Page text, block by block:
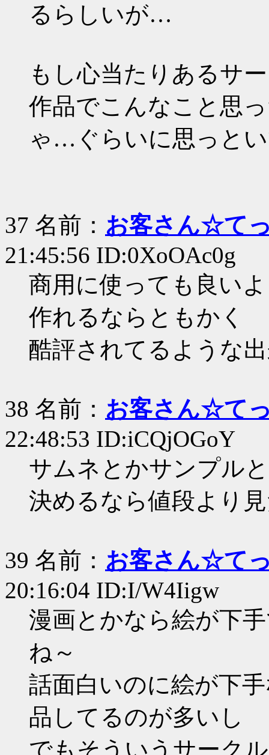
るらしいが…
もし心当たりあるサ
作品でこんなこと思
ゃ…ぐらいに思っと
37 名前： お客さん☆て
21:45:56 ID:0XoOAc0g
商用に使っても良い
作れるならともかく
酷評されてるような
38 名前： お客さん☆て
22:48:53 ID:iCQjOGoY
サムネとかサンプル
決めるなら値段より
39 名前： お客さん☆て
20:16:04 ID:I/W4Iigw
漫画とかなら絵が下
ね～
話面白いのに絵が下
品してるのが多いし
でもそういうサーク